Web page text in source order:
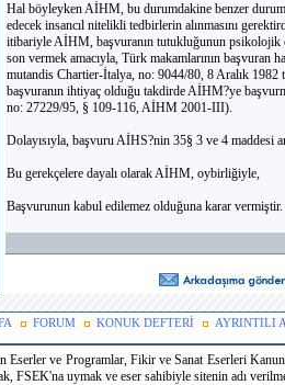
Hal böyleyken AİHM, bu durumdakine benzer
edecek insancıl nitelikli tedbirlerin alınmasını
itibariyle AİHM, başvuranın tutukluğunun psikolojik
son vermek amacıyla, Türk makamlarının başvuran
mutandis Chartier-İtalya, no: 9044/80, 8 Aralık
başvuranın ihtiyaç olduğu takdirde AİHM?ye
no: 27229/95, § 109-116, AİHM 2001-III).
Dolayısıyla, başvuru AİHS?nin 35§ 3 ve 4 maddesi
Bu gerekçelere dayalı olarak AİHM, oybirliğiyle,
Başvurunun kabul edilemez olduğuna karar vermiştir.
FORUM KONUK DEFTERİ AYRINTILI
Eserler ve Programlar, Fikir ve Sanat Eserleri
FSEK'na uymak ve eser sahibiyle sitenin adı